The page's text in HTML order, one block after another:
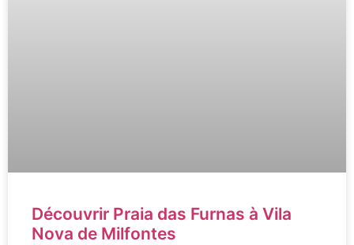
Découvrir Praia das Furnas à Vila
Nova de Milfontes